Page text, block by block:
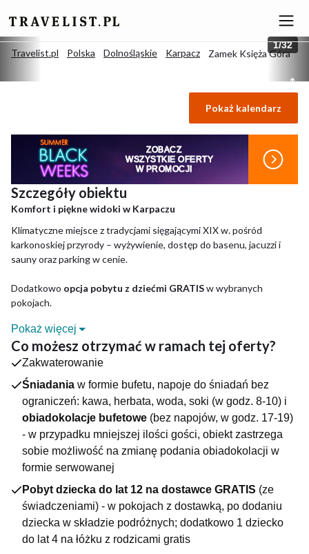
Travelist.pl Polska Dolnośląskie Karpacz Zamek Księża Góra
Zamek Księża Góra
(Bardzo dobry) 41 opinii
1/32
Pokaż kalendarz
ZOBACZ
WSZYSTKIE OFERTY
W PROMOCJI
Szczegóły obiektu
Komfort i piękne widoki w Karpaczu
Klimatyczne miejsce z tradycjami sięgającymi XIX w. pośród
karkonoskiej przyrody – wyżywienie, dostęp do basenu, jacuzzi i
sauny oraz parking w cenie.
Dodatkowo opcja pobytu z dziećmi GRATISw wybranych
pokojach.
Dlaczego warto?
Zamek Księża Góra to niezwykłe, a zarazem historyczne
miejsce, owiane aurą tajemnicy i magicznych opowieści. Jego
korzenie sięgają 1895 r., kiedy właścicielem był znany
niemiecki milioner dr Kaselovski. Współcześnie jest jednym z
najlepiej położonych obiektów w całym Karpaczu, zaś
malowniczy widok z Góry Goeringa to tylko jeden z wielu
atutów tego miejsca.
Do dyspozycji gości oddano nowoczesne pokoje i
apartamenty – każdy z nich został wyposażony w telewizor
LCD z telewizją satelitarną, telefon, lodówkę, łazienkę z
prysznicem i suszarką do włosów oraz dostęp do Internetu
Wi–Fi. Większość posiada również prywatny balkon. Ponadto
niektóre pokoje i apartamenty dysponują dodatkową częścią
wypoczynkową, w której można zrelaksować się po całym
Pokaż więcej
Co możesz otrzymać w ramach tej oferty?
Zakwaterowanie
Śniadania w formie bufetu, napoje do śniadań bez
ograniczeń: kawa, herbata, woda, soki (w godz. 8-10) i
obiadokolacje bufetowe (bez napojów, w godz. 17-19)
- w przypadku mniejszej ilości gości, obiekt zastrzega
sobie możliwość na zmianę podania obiadokolacji w
formie serwowanej
Pobyt dziecka do lat 12 na dostawce GRATIS (ze
świadczeniami) - w pokojach z dostawką, po dodaniu
dziecka w składzie podróżnych; dodatkowo 1 dziecko
do lat 4 na łóżku z rodzicami gratis